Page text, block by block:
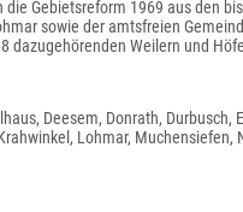
Gebietsreform 1969 aus den
sowie der amtsfreien
dazugehörenden Weilern und
Deesem, Donrath,
Lohmar, Muchensiefen,